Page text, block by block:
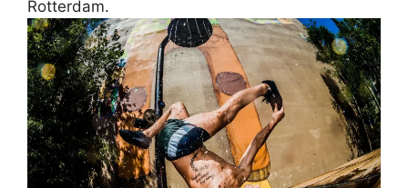
Rotterdam.